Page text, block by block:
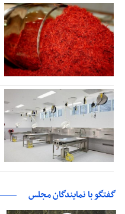
گفتگو با نمایندگان مجلس